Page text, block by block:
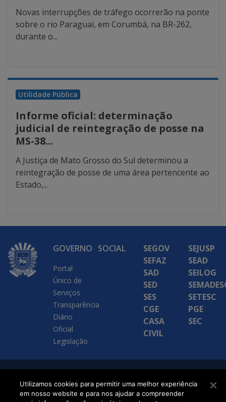
Novas interrupções de tráfego ocorrerão na ponte
sobre o rio Paraguai, em Corumbá, na BR-262,
durante o...
Utilidade Pública
Informe oficial: determinação
judicial de reintegração de posse na
MS-38...
A Justiça de Mato Grosso do Sul determinou a
reintegração de posse de uma área pertencente ao
Estado,...
GOVERNO
Portal
Único de
Serviços
Transparência
Diário
Oficial
Legislação
SOCIAL
SEGOV
SEFAZ
SAD
SED
SES
CGE
CASA
CIVIL
SEJUSP
SEAD
SEILOG
SETESC
PGE
SEC
SETDIG | Secretaria-
Executiva de
Utilizamos cookies para permitir uma melhor experiência
em nosso website e para nos ajudar a compreender